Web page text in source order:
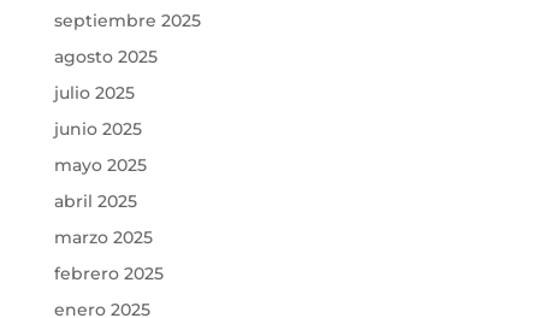
septiembre 2025
agosto 2025
julio 2025
junio 2025
mayo 2025
abril 2025
marzo 2025
febrero 2025
enero 2025